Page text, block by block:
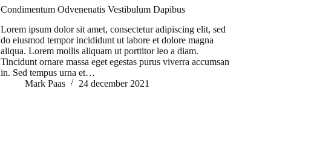
Condimentum Odvenenatis Vestibulum Dapibus
Lorem ipsum dolor sit amet, consectetur adipiscing elit, sed
do eiusmod tempor incididunt ut labore et dolore magna
aliqua. Lorem mollis aliquam ut porttitor leo a diam.
Tincidunt ornare massa eget egestas purus viverra accumsan
in. Sed tempus urna et…
Mark Paas
24 december 2021